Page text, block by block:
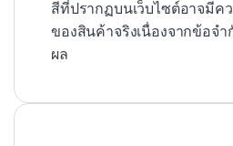
สีที่ปรากฏบนเว็บไซต์อาจมีค
ของสินค้าจริงเนื่องจากข้อจ
ผล